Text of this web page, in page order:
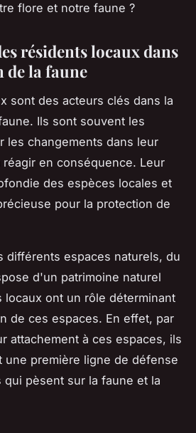
flore et notre faune ?
résidents locaux dans
de la faune
sont des acteurs clés dans la
Ils sont souvent les
les changements dans leur
en conséquence. Leur
des espèces locales et
pour la protection de
différents espaces naturels, du
d'un patrimoine naturel
locaux ont un rôle déterminant
de ces espaces. En effet, par
attachement à ces espaces, ils
une première ligne de défense
pèsent sur la faune et la